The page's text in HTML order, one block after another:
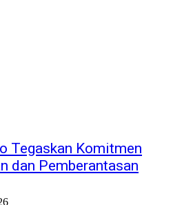
Tegaskan Komitmen
dan Pemberantasan